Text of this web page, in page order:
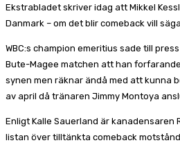
Ekstrabladet skriver idag att Mikkel
Danmark – om det blir comeback vill säga.
WBC:s champion emeritius sade till
Bute-Magee matchen att han
synen men räknar ändå med att kunna
av april då tränaren Jimmy Montoya
Enligt Kalle Sauerland är kanadensaren
listan över tilltänkta comeback